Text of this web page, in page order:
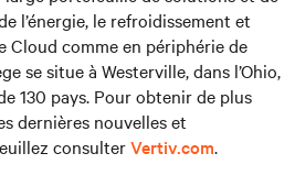
l’énergie, le refroidissement et
Cloud comme en périphérie de
se situe à Westerville, dans l’Ohio,
130 pays. Pour obtenir de plus
dernières nouvelles et
consulterVertiv.com.